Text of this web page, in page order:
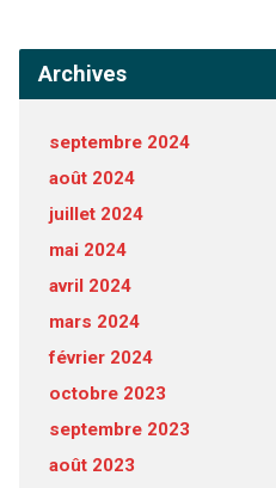
Archives
septembre 2024
août 2024
juillet 2024
mai 2024
avril 2024
mars 2024
février 2024
octobre 2023
septembre 2023
août 2023